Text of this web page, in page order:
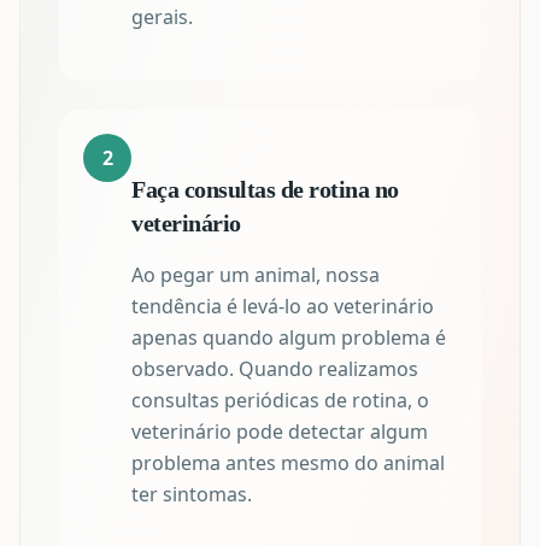
gerais.
2
Faça consultas de rotina no
veterinário
Ao pegar um animal, nossa
tendência é levá-lo ao veterinário
apenas quando algum problema é
observado. Quando realizamos
consultas periódicas de rotina, o
veterinário pode detectar algum
problema antes mesmo do animal
ter sintomas.